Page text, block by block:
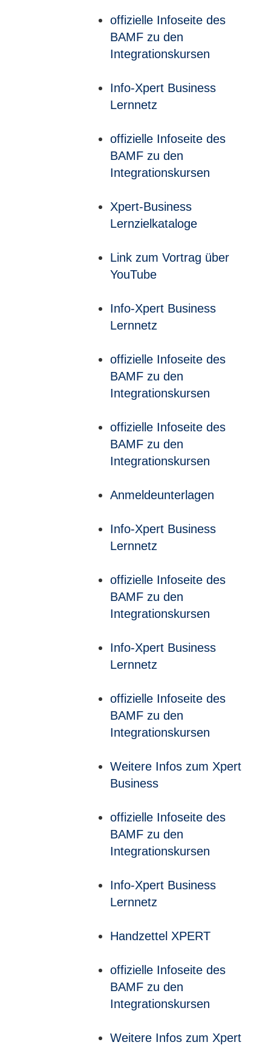
offizielle Infoseite des
BAMF zu den
Integrationskursen
Info-Xpert Business
Lernnetz
offizielle Infoseite des
BAMF zu den
Integrationskursen
Xpert-Business
Lernzielkataloge
Link zum Vortrag über
YouTube
Info-Xpert Business
Lernnetz
offizielle Infoseite des
BAMF zu den
Integrationskursen
offizielle Infoseite des
BAMF zu den
Integrationskursen
Anmeldeunterlagen
Info-Xpert Business
Lernnetz
offizielle Infoseite des
BAMF zu den
Integrationskursen
Info-Xpert Business
Lernnetz
offizielle Infoseite des
BAMF zu den
Integrationskursen
Weitere Infos zum Xpert
Business
offizielle Infoseite des
BAMF zu den
Integrationskursen
Info-Xpert Business
Lernnetz
Handzettel XPERT
offizielle Infoseite des
BAMF zu den
Integrationskursen
Weitere Infos zum Xpert